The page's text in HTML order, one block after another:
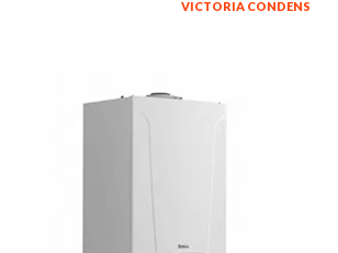
VICTORIA CONDENS